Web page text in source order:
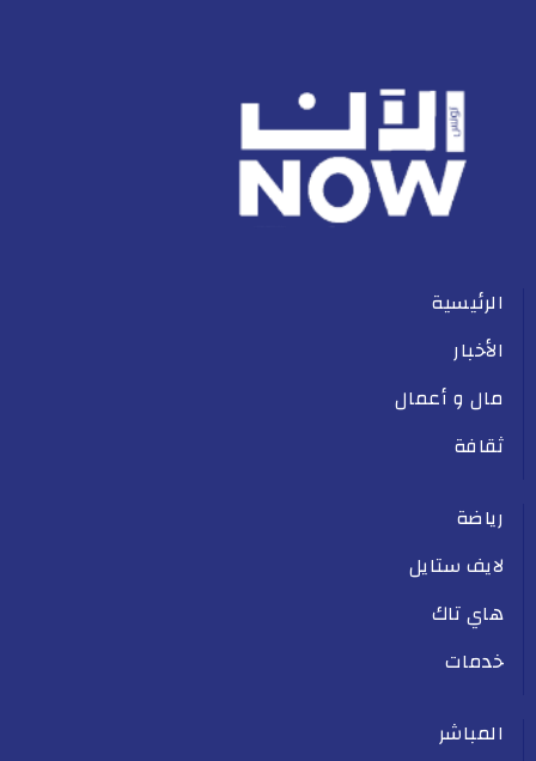
الرئيسية
الأخبار
مال و أعمال
ثقافة
رياضة
لايف ستايل
هاي تاك
خدمات
المباشر